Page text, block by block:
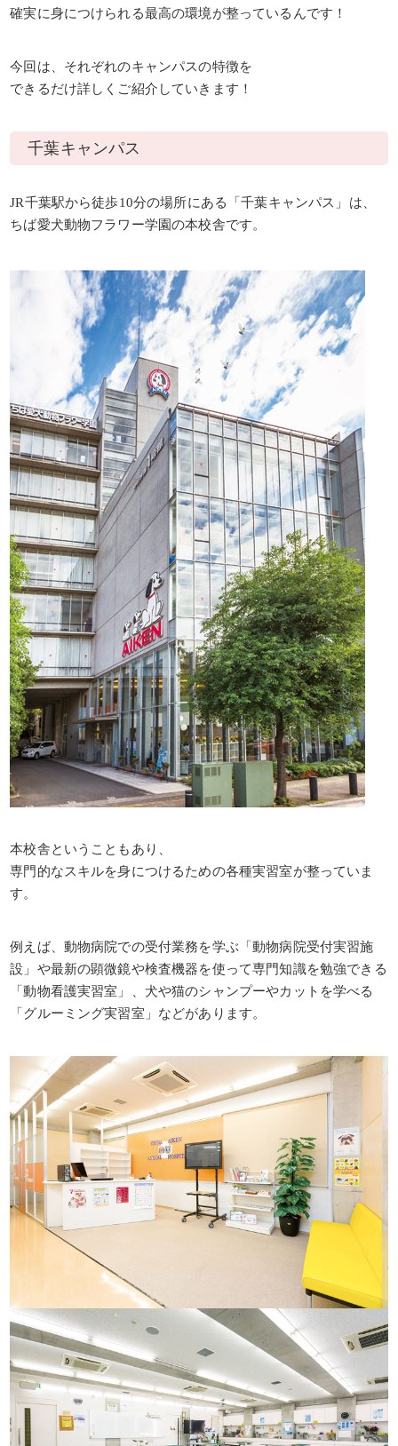
確実に身につけられる最高の環境が整っているんです！
今回は、それぞれのキャンパスの特徴を
できるだけ詳しくご紹介していきます！
千葉キャンパス
JR千葉駅から徒歩10分の場所にある「千葉キャンパス」は、
ちば愛犬動物フラワー学園の本校舎です。
本校舎ということもあり、
専門的なスキルを身につけるための各種実習室が整っていま
す。
例えば、動物病院での受付業務を学ぶ「動物病院受付実習施
設」や最新の顕微鏡や検査機器を使って専門知識を勉強できる
「動物看護実習室」、犬や猫のシャンプーやカットを学べる
「グルーミング実習室」などがあります。